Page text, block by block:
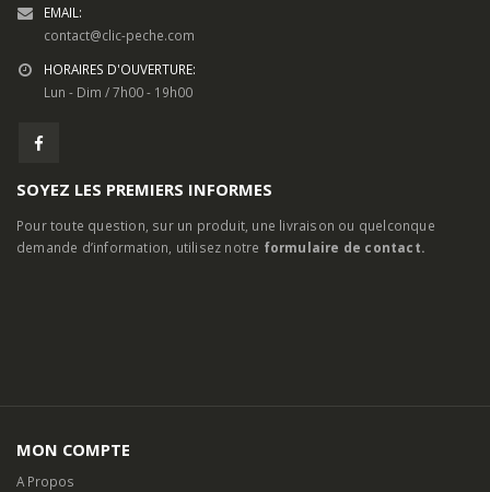
EMAIL:
contact@clic-peche.com
HORAIRES D'OUVERTURE:
Lun - Dim / 7h00 - 19h00
SOYEZ LES PREMIERS INFORMES
Pour toute question, sur un produit, une livraison ou quelconque
demande d’information, utilisez notre formulaire de contact.
MON COMPTE
A Propos